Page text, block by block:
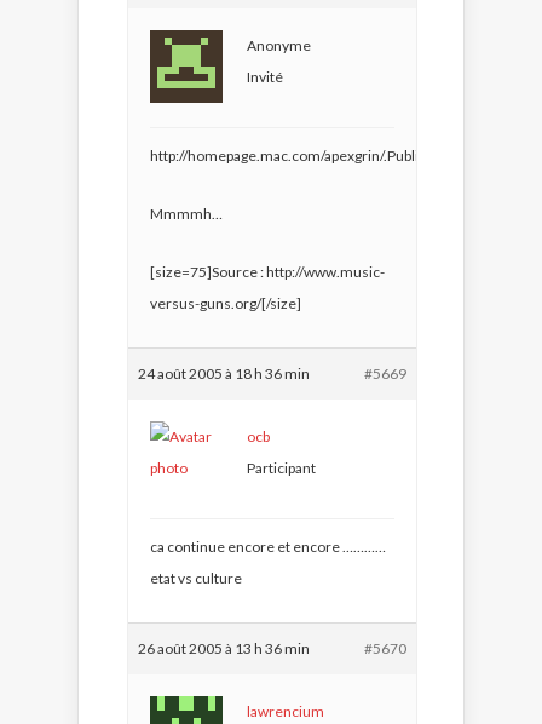
Anonyme
Invité
http://homepage.mac.com/apexgrin/.Public/fascism.mov
Mmmmh…
[size=75]Source : http://www.music-
versus-guns.org/[/size]
24 août 2005 à 18 h 36 min #5669
ocb
Participant
ca continue encore et encore …………
etat vs culture
26 août 2005 à 13 h 36 min #5670
lawrencium